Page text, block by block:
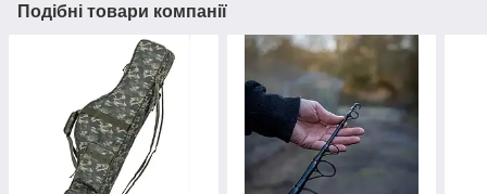
Подібні товари компанії